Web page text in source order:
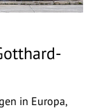
in Europa,